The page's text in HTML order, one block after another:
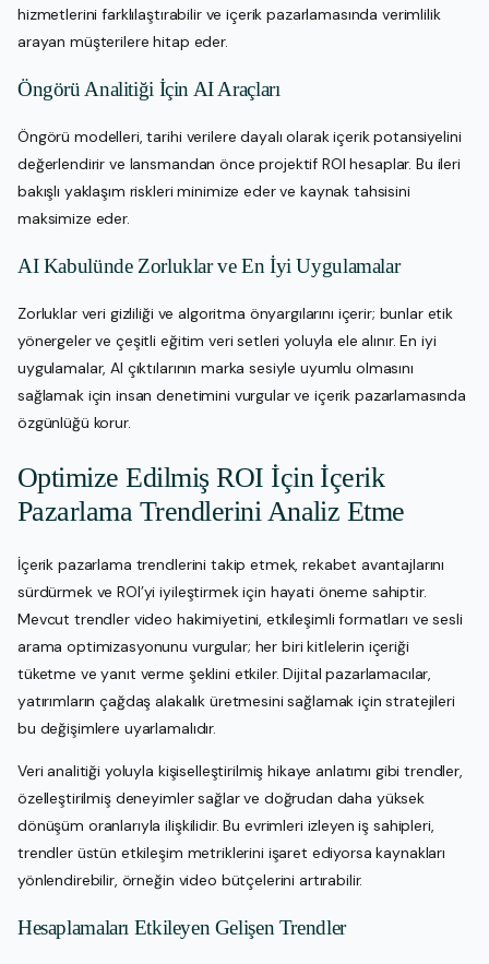
hizmetlerini farklılaştırabilir ve içerik pazarlamasında verimlilik
arayan müşterilere hitap eder.
Öngörü Analitiği İçin AI Araçları
Öngörü modelleri, tarihi verilere dayalı olarak içerik potansiyelini
değerlendirir ve lansmandan önce projektif ROI hesaplar. Bu ileri
bakışlı yaklaşım riskleri minimize eder ve kaynak tahsisini
maksimize eder.
AI Kabulünde Zorluklar ve En İyi Uygulamalar
Zorluklar veri gizliliği ve algoritma önyargılarını içerir; bunlar etik
yönergeler ve çeşitli eğitim veri setleri yoluyla ele alınır. En iyi
uygulamalar, AI çıktılarının marka sesiyle uyumlu olmasını
sağlamak için insan denetimini vurgular ve içerik pazarlamasında
özgünlüğü korur.
Optimize Edilmiş ROI İçin İçerik
Pazarlama Trendlerini Analiz Etme
İçerik pazarlama trendlerini takip etmek, rekabet avantajlarını
sürdürmek ve ROI’yi iyileştirmek için hayati öneme sahiptir.
Mevcut trendler video hakimiyetini, etkileşimli formatları ve sesli
arama optimizasyonunu vurgular; her biri kitlelerin içeriği
tüketme ve yanıt verme şeklini etkiler. Dijital pazarlamacılar,
yatırımların çağdaş alakalık üretmesini sağlamak için stratejileri
bu değişimlere uyarlamalıdır.
Veri analitiği yoluyla kişiselleştirilmiş hikaye anlatımı gibi trendler,
özelleştirilmiş deneyimler sağlar ve doğrudan daha yüksek
dönüşüm oranlarıyla ilişkilidir. Bu evrimleri izleyen iş sahipleri,
trendler üstün etkileşim metriklerini işaret ediyorsa kaynakları
yönlendirebilir, örneğin video bütçelerini artırabilir.
Hesaplamaları Etkileyen Gelişen Trendler